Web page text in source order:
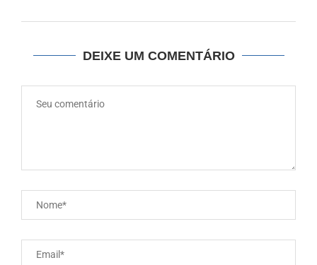
DEIXE UM COMENTÁRIO